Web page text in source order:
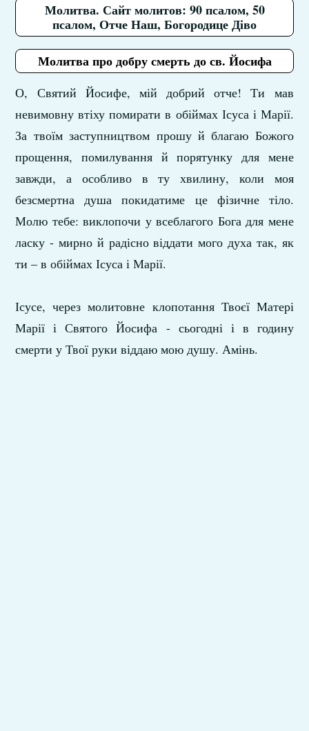
Молитва. Сайт молитов: 90 псалом, 50
псалом, Отче Наш, Богородице Діво
Молитва про добру смерть до св. Йосифа
О, Святий Йосифе, мій добрий отче! Ти мав
невимовну втіху помирати в обіймах Ісуса і Марії.
За твоїм заступництвом прошу й благаю Божого
прощення, помилування й порятунку для мене
завжди, а особливо в ту хвилину, коли моя
безсмертна душа покидатиме це фізичне тіло.
Молю тебе: виклопочи у всеблагого Бога для мене
ласку - мирно й радісно віддати мого духа так, як
ти – в обіймах Ісуса і Марії.
Ісусе, через молитовне клопотання Твоєї Матері
Марії і Святого Йосифа - сьогодні і в годину
смерти у Твої руки віддаю мою душу. Амінь.